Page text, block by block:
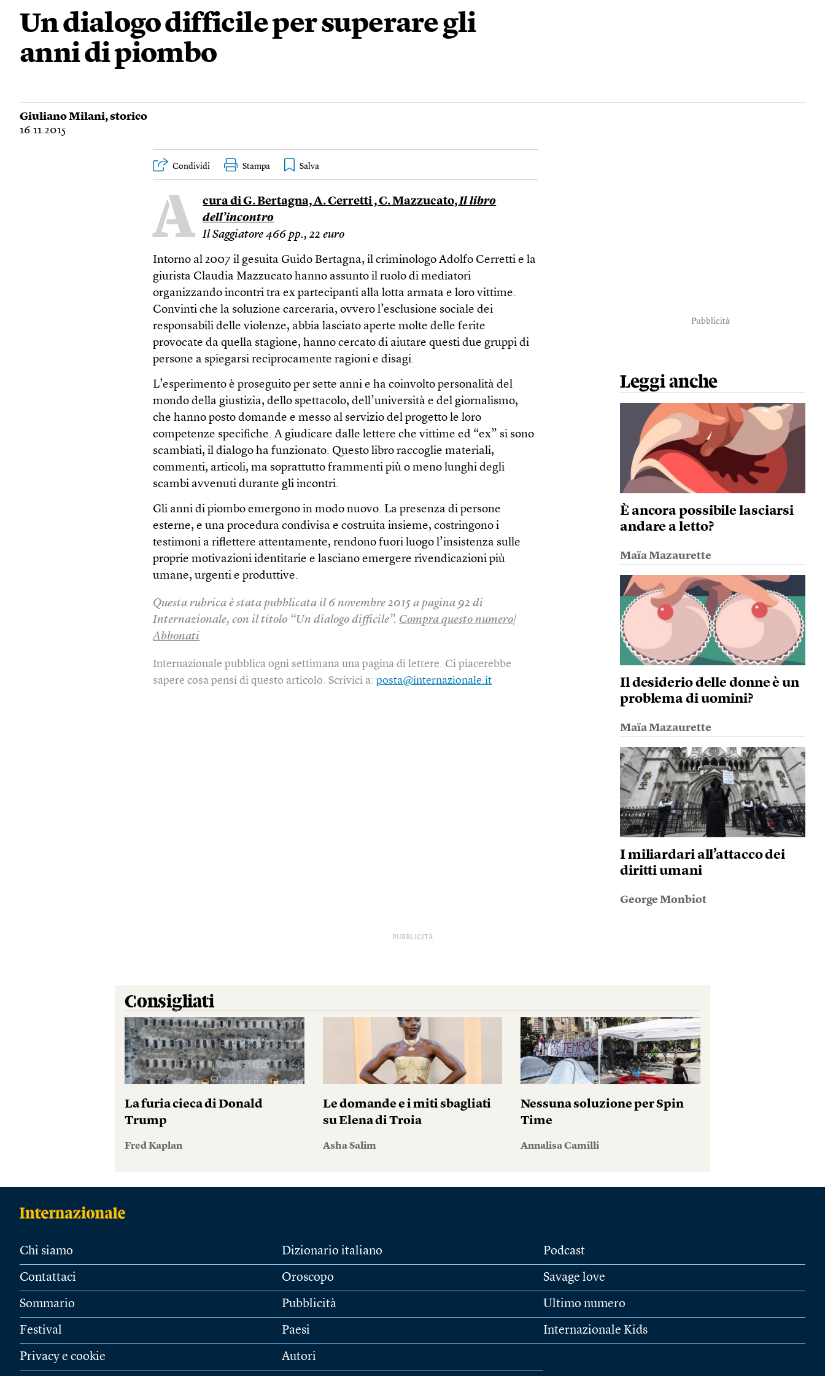
Un dialogo difficile per superare gli
anni di piombo
Giuliano Milani, storico
16.11.2015
Condividi Stampa
A cura di G. Bertagna, A. Cerretti , C. Mazzucato,Il libro
dell’incontro
Il Saggiatore 466 pp., 22 euro
Intorno al 2007 il gesuita Guido Bertagna, il criminologo Adolfo Cerretti e la
giurista Claudia Mazzucato hanno assunto il ruolo di mediatori
organizzando incontri tra ex partecipanti alla lotta armata e loro vittime.
Convinti che la soluzione carceraria, ovvero l’esclusione sociale dei
responsabili delle violenze, abbia lasciato aperte molte delle ferite
provocate da quella stagione, hanno cercato di aiutare questi due gruppi di
persone a spiegarsi reciprocamente ragioni e disagi.
L’esperimento è proseguito per sette anni e ha coinvolto personalità del
mondo della giustizia, dello spettacolo, dell’università e del giornalismo,
che hanno posto domande e messo al servizio del progetto le loro
competenze specifiche. A giudicare dalle lettere che vittime ed “ex” si sono
scambiati, il dialogo ha funzionato. Questo libro raccoglie materiali,
commenti, articoli, ma soprattutto frammenti più o meno lunghi degli
scambi avvenuti durante gli incontri.
Gli anni di piombo emergono in modo nuovo. La presenza di persone
esterne, e una procedura condivisa e costruita insieme, costringono i
testimoni a riflettere attentamente, rendono fuori luogo l’insistenza sulle
proprie motivazioni identitarie e lasciano emergere rivendicazioni più
umane, urgenti e produttive.
Questa rubrica è stata pubblicata il 6 novembre 2015 a pagina 92 di
Internazionale, con il titolo “Un dialogo difficile”. Compra questo numero|
Abbonati
Internazionale pubblica ogni settimana una pagina di lettere. Ci piacerebbe
sapere cosa pensi di questo articolo. Scrivici a:posta@internazionale.it
Pubblicità
Leggi anche
È ancora possibile lasciarsi
andare a letto?
Maïa Mazaurette
Il desiderio delle donne è un
problema di uomini?
Maïa Mazaurette
I miliardari all’attacco dei
diritti umani
George Monbiot
PUBBLICITÀ
Consigliati
La furia cieca di Donald
Trump
Fred Kaplan
Le domande e i miti sbagliati
su Elena di Troia
Asha Salim
Nessuna soluzione per Spin
Time
Annalisa Camilli
Chi siamo
Contattaci
Sommario
Festival
Privacy e cookie
Dizionario italiano
Oroscopo
Pubblicità
Paesi
Autori
Podcast
Savage love
Ultimo numero
Internazionale Kids